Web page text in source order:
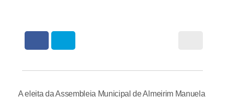
A eleita da Assembleia Municipal de Almeirim Manuela